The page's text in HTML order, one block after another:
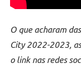
O que acharam
City 2022-2023,
o link nas redes